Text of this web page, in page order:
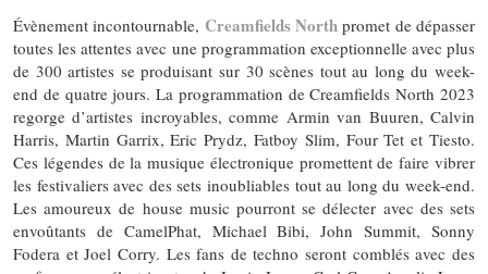
Évènement incontournable, Creamfields North promet de dépasser
toutes les attentes avec une programmation exceptionnelle avec plus
de 300 artistes se produisant sur 30 scènes tout au long du week-
end de quatre jours. La programmation de Creamfields North 2023
regorge d’artistes incroyables, comme Armin van Buuren, Calvin
Harris, Martin Garrix, Eric Prydz, Fatboy Slim, Four Tet et Tiesto.
Ces légendes de la musique électronique promettent de faire vibrer
les festivaliers avec des sets inoubliables tout au long du week-end.
Les amoureux de house music pourront se délecter avec des sets
envoûtants de CamelPhat, Michael Bibi, John Summit, Sonny
Fodera et Joel Corry. Les fans de techno seront comblés avec des